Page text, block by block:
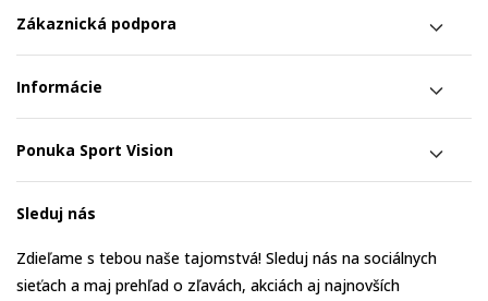
Zákaznická podpora
Informácie
Ponuka Sport Vision
Sleduj nás
Zdieľame s tebou naše tajomstvá! Sleduj nás na sociálnych
sieťach a maj prehľad o zľavách, akciách aj najnovších